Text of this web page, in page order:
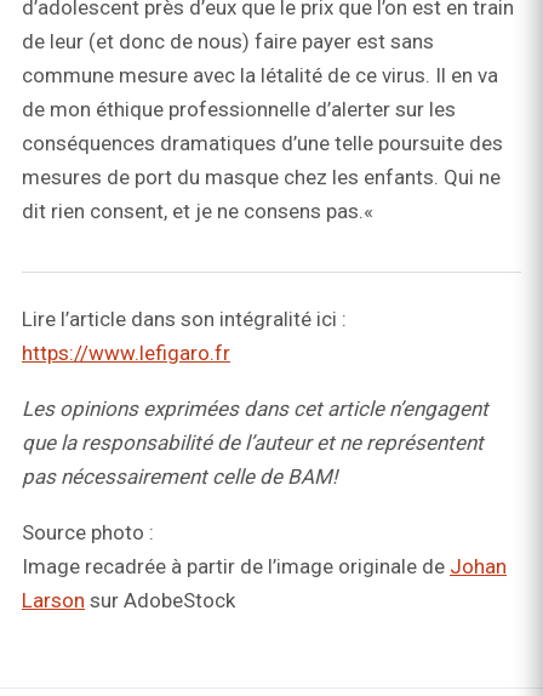
d’adolescent près d’eux que le prix que l’on est en train
de leur (et donc de nous) faire payer est sans
commune mesure avec la létalité de ce virus. Il en va
de mon éthique professionnelle d’alerter sur les
conséquences dramatiques d’une telle poursuite des
mesures de port du masque chez les enfants. Qui ne
dit rien consent, et je ne consens pas.«
Lire l’article dans son intégralité ici :
https://www.lefigaro.fr
Les opinions exprimées dans cet article n’engagent
que la responsabilité de l’auteur et ne représentent
pas nécessairement celle de BAM!
Source photo :
Image recadrée à partir de l’image originale de Johan
Larson sur AdobeStock